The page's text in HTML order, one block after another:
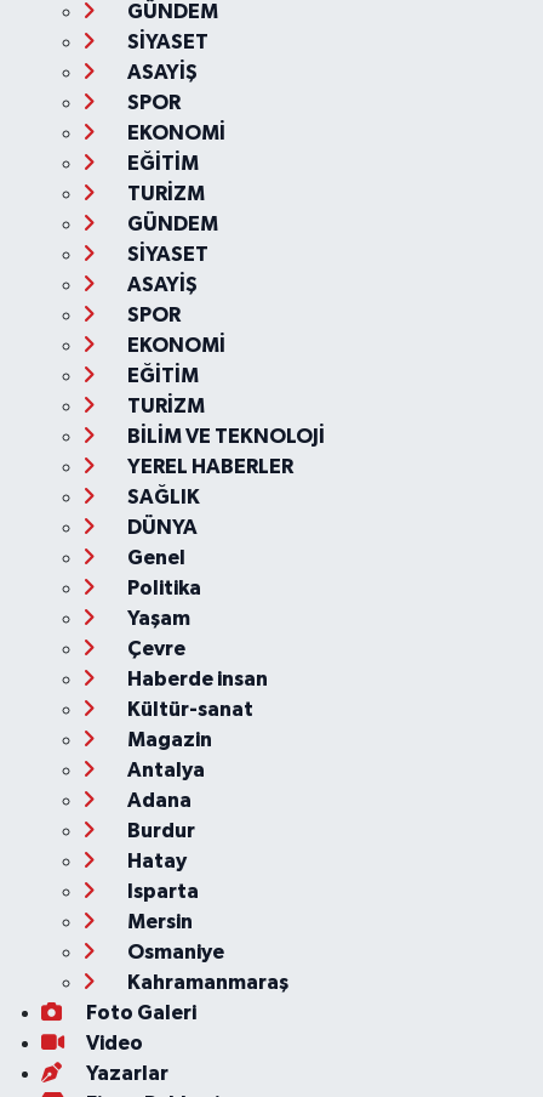
GÜNDEM
SİYASET
ASAYİŞ
SPOR
EKONOMİ
EĞİTİM
TURİZM
GÜNDEM
SİYASET
ASAYİŞ
SPOR
EKONOMİ
EĞİTİM
TURİZM
BİLİM VE TEKNOLOJİ
YEREL HABERLER
SAĞLIK
DÜNYA
Genel
Politika
Yaşam
Çevre
Haberde insan
Kültür-sanat
Magazin
Antalya
Adana
Burdur
Hatay
Isparta
Mersin
Osmaniye
Kahramanmaraş
Foto Galeri
Video
Yazarlar